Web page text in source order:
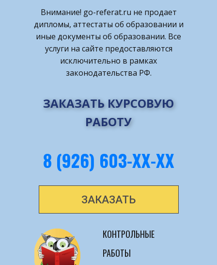
Внимание! ​go-referat.ru не продает
дипломы, аттестаты об образовании и
иные документы об образовании. Все
услуги на сайте предоставляются
исключительно в рамках
законодательства РФ.
ЗАКАЗАТЬ КУРСОВУЮ
РАБОТУ
8 (926) 603-ХХ-ХХ
ЗАКАЗАТЬ
КОНТРОЛЬНЫЕ
РАБОТЫ